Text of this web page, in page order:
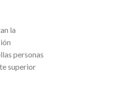
la
personas
superior